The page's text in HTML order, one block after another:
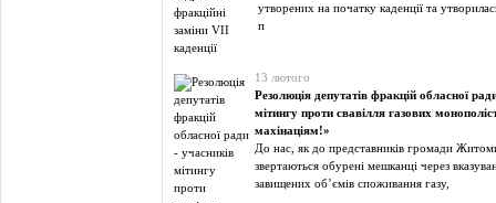
утворених на початку каденції та
п
13 лютого
Резолюція депутатів фракцій обласної
мітингу проти свавілля газових
махінаціям!»
До нас, як до представників громади
звертаються обурені мешканці через
завищених об’ємів споживання газу,